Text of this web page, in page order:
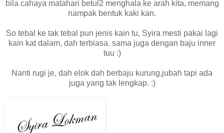
bila cahaya matahari betul2 menghala ke arah kita, memang
nampak bentuk kaki kan.
So tebal ke tak tebal pun jenis kain tu, Syira mesti pakai lagi
kain kat dalam, dah terbiasa. sama juga dengan baju inner
tuu :)
Nanti rugi je, dah elok dah berbaju kurung,jubah tapi ada
juga yang tak lengkap. :)